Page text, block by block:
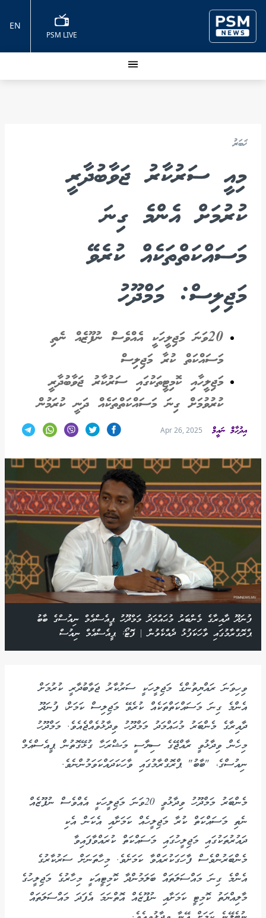
PSM LIVE
EN
ޚަބަރު
މިއީ ސަރުކާރު ޖަވާބުދާރީ
ކުރުމަށް އެންމެ ގިނަ
މަސައްކަތްތަކެއް ކުރެވޭ
މަޖިލިސް: މަމްދޫހު
20ވަނަ މަޖިލީހަކީ އެއްވެސް ނުފޫޒެއް ނެތި
މަސައްކަތް ކުރާ މަޖިލިސް
މަޖިލީހާއި ކޮމިޓީތަކުގައި ސަރުކާރު ޖަވާބުދާރީ
ކުރުވުމަށް ގިނަ މަސައްކަތްތަކެއް ދަނީ ކުރަމުން
އިދުހާމް ނައީމް Apr 26, 2025
ފުނަދޫ ދާއިރާގެ މެންބަރު މުޙައްމަދު މަމްދޫހު ޕީއެސްއެމް ނިއުސްގެ ބާބު
ޕްރޮގްރާމުގައި ވާހަކަފުޅު ދެއްކެވުން | ފޮޓޯ: ޕީއެސްއެމް ނިއުސް
ވިހިވަނަ ރައްޔިތުންގެ މަޖިލީހަކީ ސަރުކާރު ޖަވާބުދާރީ ކުރުމަށް
އެންމެ ގިނަ މަސައްކަތްތަކެއް ކުރެވޭ މަޖިލިސް ކަމަށް، ފުނަދޫ
ދާއިރާގެ މެންބަރު މުޙައްމަދު މަމްދޫހު ވިދާޅުވެއްޖެއެވެ. މަމްދޫހު
މިހެން ވިދާޅުވީ ރާއްޖޭގެ ސިޔާސީ މަޝްރަހާ ގުޅޭގޮތުން ޕީއެސްއެމް
ނިއުސްގެ، "ބާބު" ޕްރޮގްރާމުގައި ވާހަކަދައްކަވަމުންނެވެ.
މެންބަރު މަމްދޫހު ވިދާޅުވީ 20ވަނަ މަޖިލީހަކީ އެއްވެސް ނުފޫޒެއް
ނެތި މަސައްކަތް ކުރާ މަޖިލީހެއް ކަމަށާއި އެކަން އެކި
ދައުރުތަކުގައި މަޖިލީހުގައި މަސައްކަތް ކުރައްވާފައިވާ
މެންބަރުންވެސް ފާހަގަކުރައްވާ ކަމަށެވެ. މިހާތަނަށް ސަރުކާރުގެ
އެންމެ ގިނަ މައްސަލަތައް ބަލަމުންދާ ކޮމިޓީއަކީ މިހާރުގެ މަޖިލީހުގެ
މާލިއްޔަތު ކޮމިޓީ ކަމަށާއި ނުފޫޒެއް އޮތްނަމަ އެފަދަ މައްސަލަތައް